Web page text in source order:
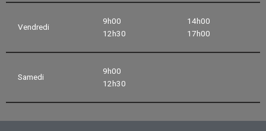
Vendredi
9h00
12h30
14h00
17h00
Samedi
9h00
12h30